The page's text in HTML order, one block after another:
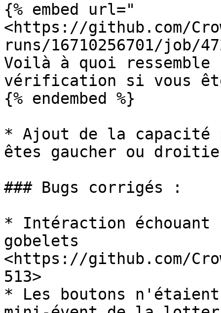
{% embed url="
<https://github.com/
runs/16710256701/job/
Voilà à quoi ressemble
vérification si vous
{% endembed %}
* Ajout de la capacité
êtes gaucher ou
### Bugs corrigés :
* Intéraction
gobelets
<https://github.com/
513>
* Les boutons